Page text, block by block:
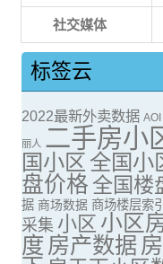
社交媒体
标签云
2022最新外卖数据 AOI
丽人 二手房小
国小区 全国小
盘价格 全国楼
据 商场数据 商场楼层索
采集 小区 小区
度 房产数据